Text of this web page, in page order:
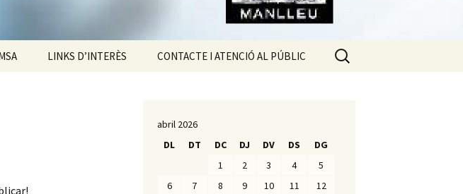
de premsa
LINKS D’INTERÈS CONTACTE I ATENCIÓ AL PÚBLIC
Cerca:
abril 2026
DL
DT DC DJ DV DS DG
1 2 3 4
5
6
7 8 9 10 11
12